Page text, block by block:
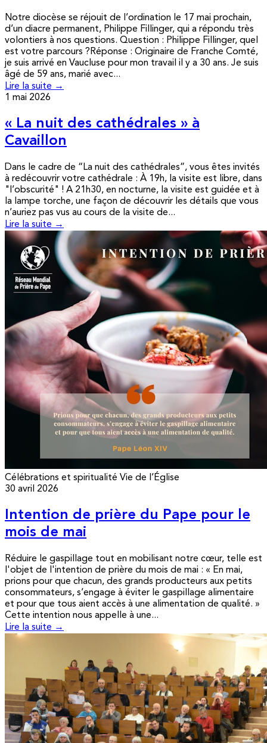
Notre diocèse se réjouit de l’ordination le 17 mai prochain,
d’un diacre permanent, Philippe Fillinger, qui a répondu très
volontiers à nos questions. Question : Philippe Fillinger, quel
est votre parcours ?Réponse : Originaire de Franche Comté,
je suis arrivé en Vaucluse pour mon travail il y a 30 ans. Je suis
âgé de 59 ans, marié avec...
Lire la suite →
1 mai 2026
« La nuit des cathédrales » à
Cavaillon
Dans le cadre de “La nuit des cathédrales”, vous êtes invités
à redécouvrir votre cathédrale : À 19h, la visite est libre, dans
"l’obscurité" ! A 21h30, en nocturne, la visite est guidée et à
la lampe torche, une façon de découvrir les détails que vous
n’auriez pas vus au cours de la visite de...
Lire la suite →
Célébrations et spiritualité Vie de l’Église
30 avril 2026
Intention de prière du Pape pour le
mois de mai
Réduire le gaspillage tout en mobilisant notre cœur, telle est
l'objet de l'intention de prière du mois de mai : « En mai,
prions pour que chacun, des grands producteurs aux petits
consommateurs, s’engage à éviter le gaspillage alimentaire
et pour que tous aient accès à une alimentation de qualité. »
Cette intention nous appelle à une...
Lire la suite →